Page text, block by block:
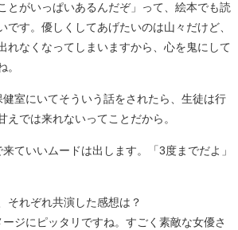
とがいっぱいあるんだぞ」って、絵本でも読
です。優しくしてあげたいのは山々だけど、
れなくなってしまいますから、心を鬼にして
。
室にいてそういう話をされたら、生徒は行
えでは来れないってことだから。
ていいムードは出します。「3度までだよ」
それぞれ共演した感想は？
ジにピッタリですね。すごく素敵な女優さ